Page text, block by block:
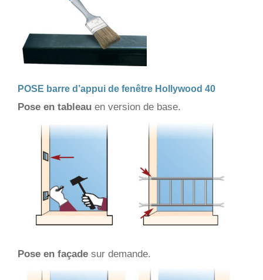
POSE barre d’appui de fenêtre Hollywood 40
Pose en tableau en version de base.
Pose en façade sur demande.